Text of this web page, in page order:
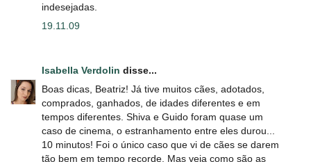
indesejadas.
19.11.09
Isabella Verdolin disse...
Boas dicas, Beatriz! Já tive muitos cães, adotados,
comprados, ganhados, de idades diferentes e em
tempos diferentes. Shiva e Guido foram quase um
caso de cinema, o estranhamento entre eles durou...
10 minutos! Foi o único caso que vi de cães se darem
tão bem em tempo recorde. Mas veja como são as